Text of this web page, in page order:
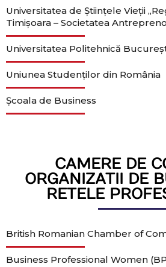
Universitatea de Ştiinţele Vieții
Timişoara – Societatea
Universitatea Politehnică
Uniunea Studenților din România
Școala de Business
CAMERE DE
ORGANIZATII DE
RETELE
British Romanian Chamber of
Business Professional Women